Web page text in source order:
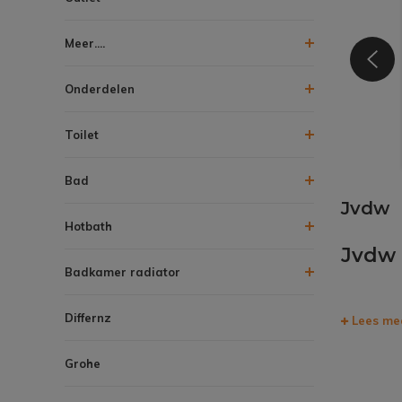
Meer....
Onderdelen
Toilet
Bad
Hotbath
Badkamer radiator
Differnz
Grohe
Jvdw
Jvdw
Lees